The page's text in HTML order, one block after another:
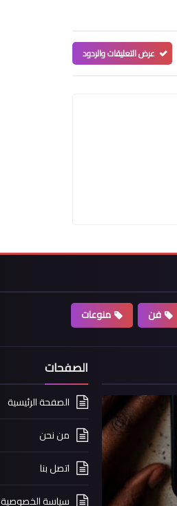
عرض التعليقات والردود
فن منوعات
الصفحات
الصفحة الرئيسية
من نحن
اتصل بنا
سياسة الخصوصية